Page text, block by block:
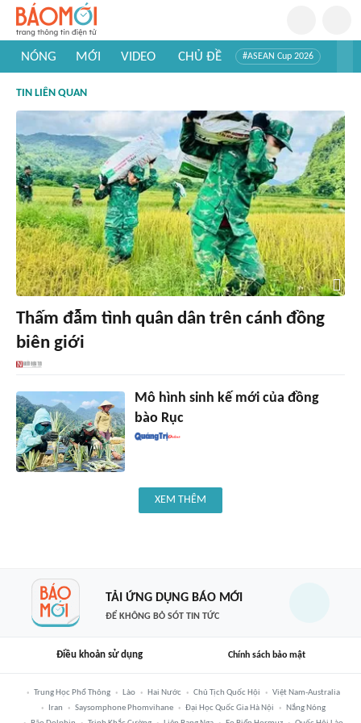
NÓNG MỚI VIDEO CHỦ ĐỀ #ASEAN Cup 2026
#Khám phá Việt Nam
TIN LIÊN QUAN
Thấm đẫm tình quân dân trên cánh đồng
biên giới
Mô hình sinh kế mới của đồng
bào Rục
XEM THÊM
TẢI ỨNG DỤNG BÁO MỚI
ĐỂ KHÔNG BỎ SÓT TIN TỨC
Điều khoản sử dụng Chính sách bảo mật
Trung Học Phổ Thông Lào Hai Nước Chủ Tịch Quốc Hội
Việt Nam-Australia
Iran
Saysomphone Phomvihane Đại Học Quốc Gia Hà Nội
Nắng Nóng